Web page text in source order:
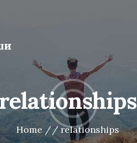
Home relationships